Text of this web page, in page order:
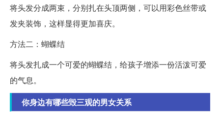
将头发分成两束，分别扎在头顶两侧，可以用彩色丝带或
发夹装饰，这样显得更加喜庆。
方法二：蝴蝶结
将头发扎成一个可爱的蝴蝶结，给孩子增添一份活泼可爱
的气息。
你身边有哪些毁三观的男女关系